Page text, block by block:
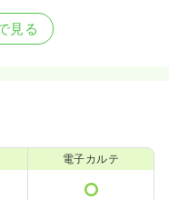
見る
電子カルテ